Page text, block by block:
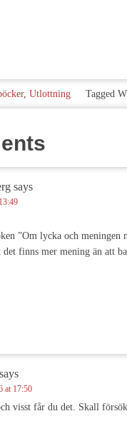
, Utlottning Tagged
says
”Om lycka och meningen
det finns mer mening än att
says
at 17:50
visst får du det. Skall